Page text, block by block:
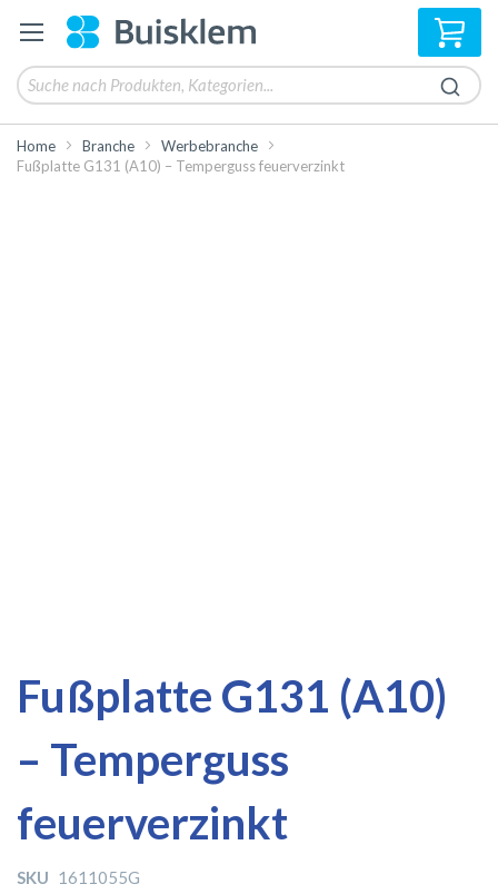
Home Branche
Werbebranche
Fußplatte G131 (A10) – Temperguss feuerverzinkt
Fußplatte G131 (A10)
– Temperguss
feuerverzinkt
SKU 1611055G
Ende
Bildergalerie
springen
Anfang
Bildergalerie
springen